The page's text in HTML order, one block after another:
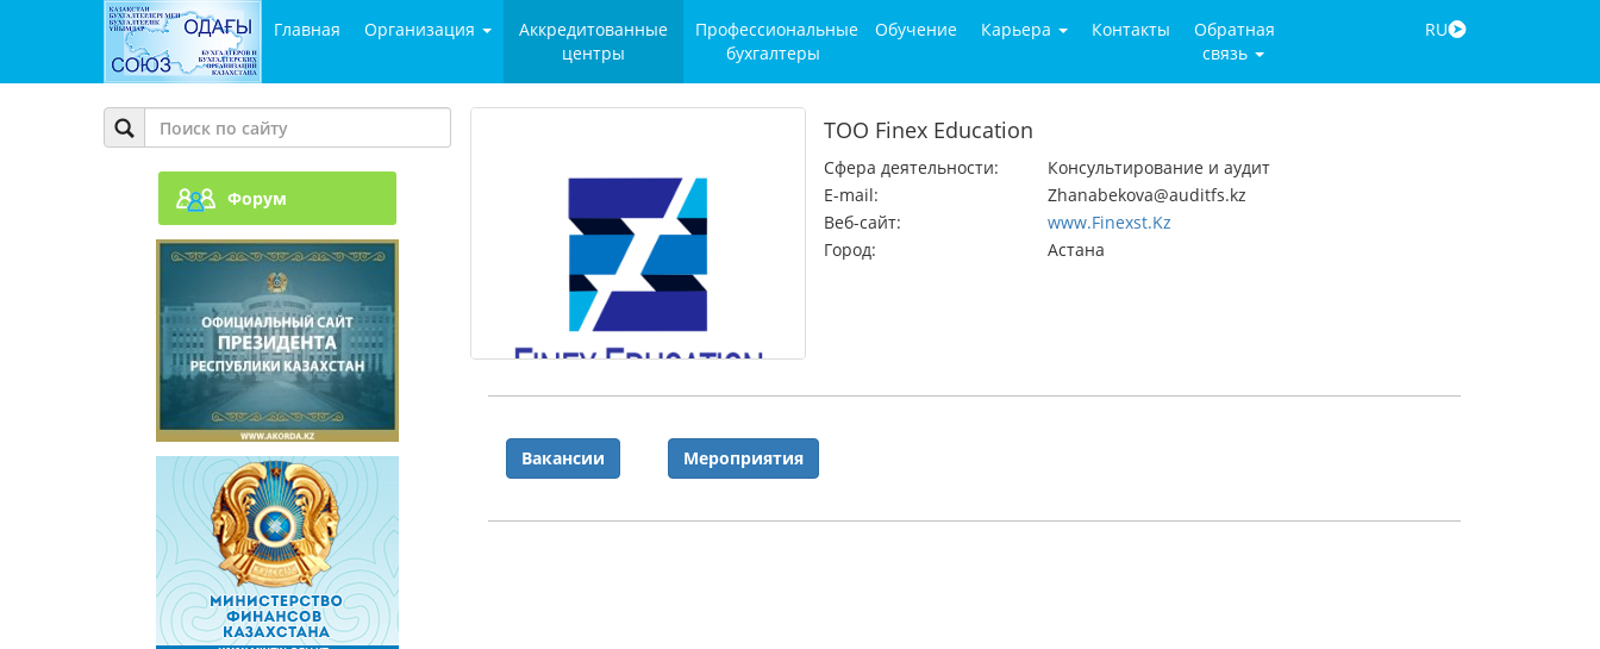
Главная Организация
Аккредитованные
центры
Профессиональные
бухгалтеры
Обучение Карьера Контакты
Обратная
связь
RU
Форум
TOO Finex Education
Сфера деятельности:
Консультирование и аудит
E-mail:
Zhanabekova@auditfs.kz
Веб-сайт:
www.Finexst.Kz
Город:
Астана
Вакансии Мероприятия